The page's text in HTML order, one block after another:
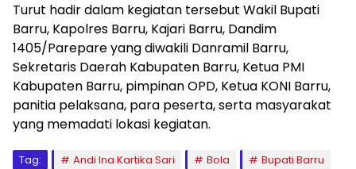
Turut hadir dalam kegiatan tersebut Wakil Bupati
Barru, Kapolres Barru, Kajari Barru, Dandim
1405/Parepare yang diwakili Danramil Barru,
Sekretaris Daerah Kabupaten Barru, Ketua PMI
Kabupaten Barru, pimpinan OPD, Ketua KONI Barru,
panitia pelaksana, para peserta, serta masyarakat
yang memadati lokasi kegiatan.
Tag: Andi Ina Kartika Sari Bola
Bupati Barru